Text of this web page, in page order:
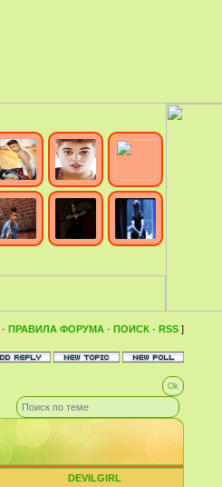
· ПРАВИЛА ФОРУМА · ПОИСК · RSS ]
DEVILGIRL